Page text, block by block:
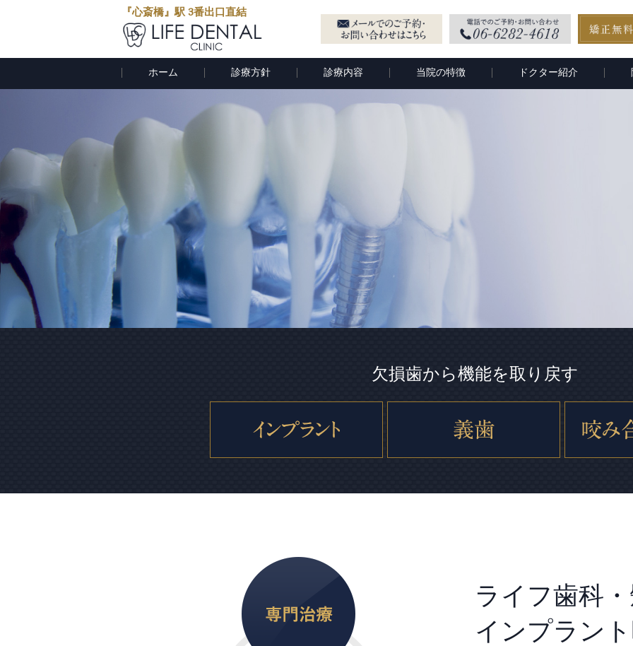
『心斎橋』駅 3番出口直結
ホーム 診療方針 診療内容 当院の特徴 ドクター紹介
欠損歯から機能を取り戻す
ライフ歯科
インプラン